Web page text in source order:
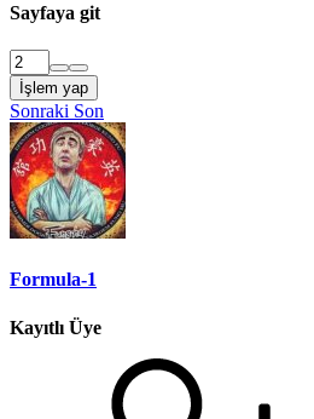
Sayfaya git
İşlem yap
Sonraki Son
Formula-1
Kayıtlı Üye